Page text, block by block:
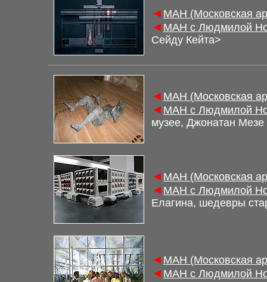
◄ МАН (Московская
◄ МАН с Людмилой
Сейду Кейта>
◄ МАН (Московская
◄ МАН с Людмилой
музее, Джонатан
◄ МАН (Московская
◄ МАН с Людмилой
Елагина, шедевры
◄ МАН (Московская
◄ МАН с Людмилой